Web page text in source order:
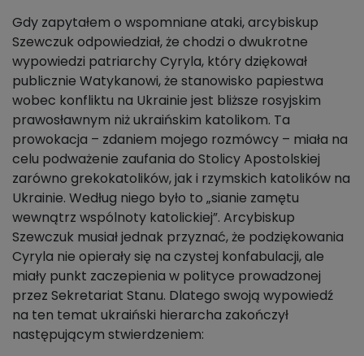
Gdy zapytałem o wspomniane ataki, arcybiskup
Szewczuk odpowiedział, że chodzi o dwukrotne
wypowiedzi patriarchy Cyryla, który dziękował
publicznie Watykanowi, że stanowisko papiestwa
wobec konfliktu na Ukrainie jest bliższe rosyjskim
prawosławnym niż ukraińskim katolikom. Ta
prowokacja – zdaniem mojego rozmówcy – miała na
celu podważenie zaufania do Stolicy Apostolskiej
zarówno grekokatolików, jak i rzymskich katolików na
Ukrainie. Według niego było to „sianie zamętu
wewnątrz wspólnoty katolickiej”. Arcybiskup
Szewczuk musiał jednak przyznać, że podziękowania
Cyryla nie opierały się na czystej konfabulacji, ale
miały punkt zaczepienia w polityce prowadzonej
przez Sekretariat Stanu. Dlatego swoją wypowiedź
na ten temat ukraiński hierarcha zakończył
następującym stwierdzeniem: